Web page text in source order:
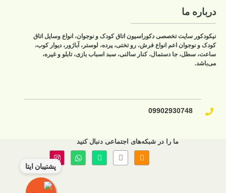
پشتیبان ایتا
درباره ما
نیکودکور سایت تخصصی دکوراسیون اتاق کودک و نوجوان، انواع وسایل اتاق
کودک و نوجوان اعم انواع فرش، رو تختی، پرده، لوستر، آباژور، دیوار کوب،
ساعت، سطل، جا دستمال، کنار سالنی، سبد اسباب بازی، تابلو و غیره،
می‌باشد.
09902930748​
ما را در شبکه‌های اجتماعی دنبال کنید